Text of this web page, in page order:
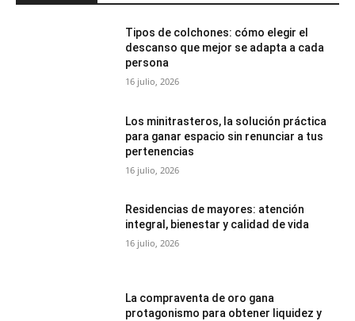
Tipos de colchones: cómo elegir el
descanso que mejor se adapta a cada
persona
16 julio, 2026
Los minitrasteros, la solución práctica
para ganar espacio sin renunciar a tus
pertenencias
16 julio, 2026
Residencias de mayores: atención
integral, bienestar y calidad de vida
16 julio, 2026
La compraventa de oro gana
protagonismo para obtener liquidez y